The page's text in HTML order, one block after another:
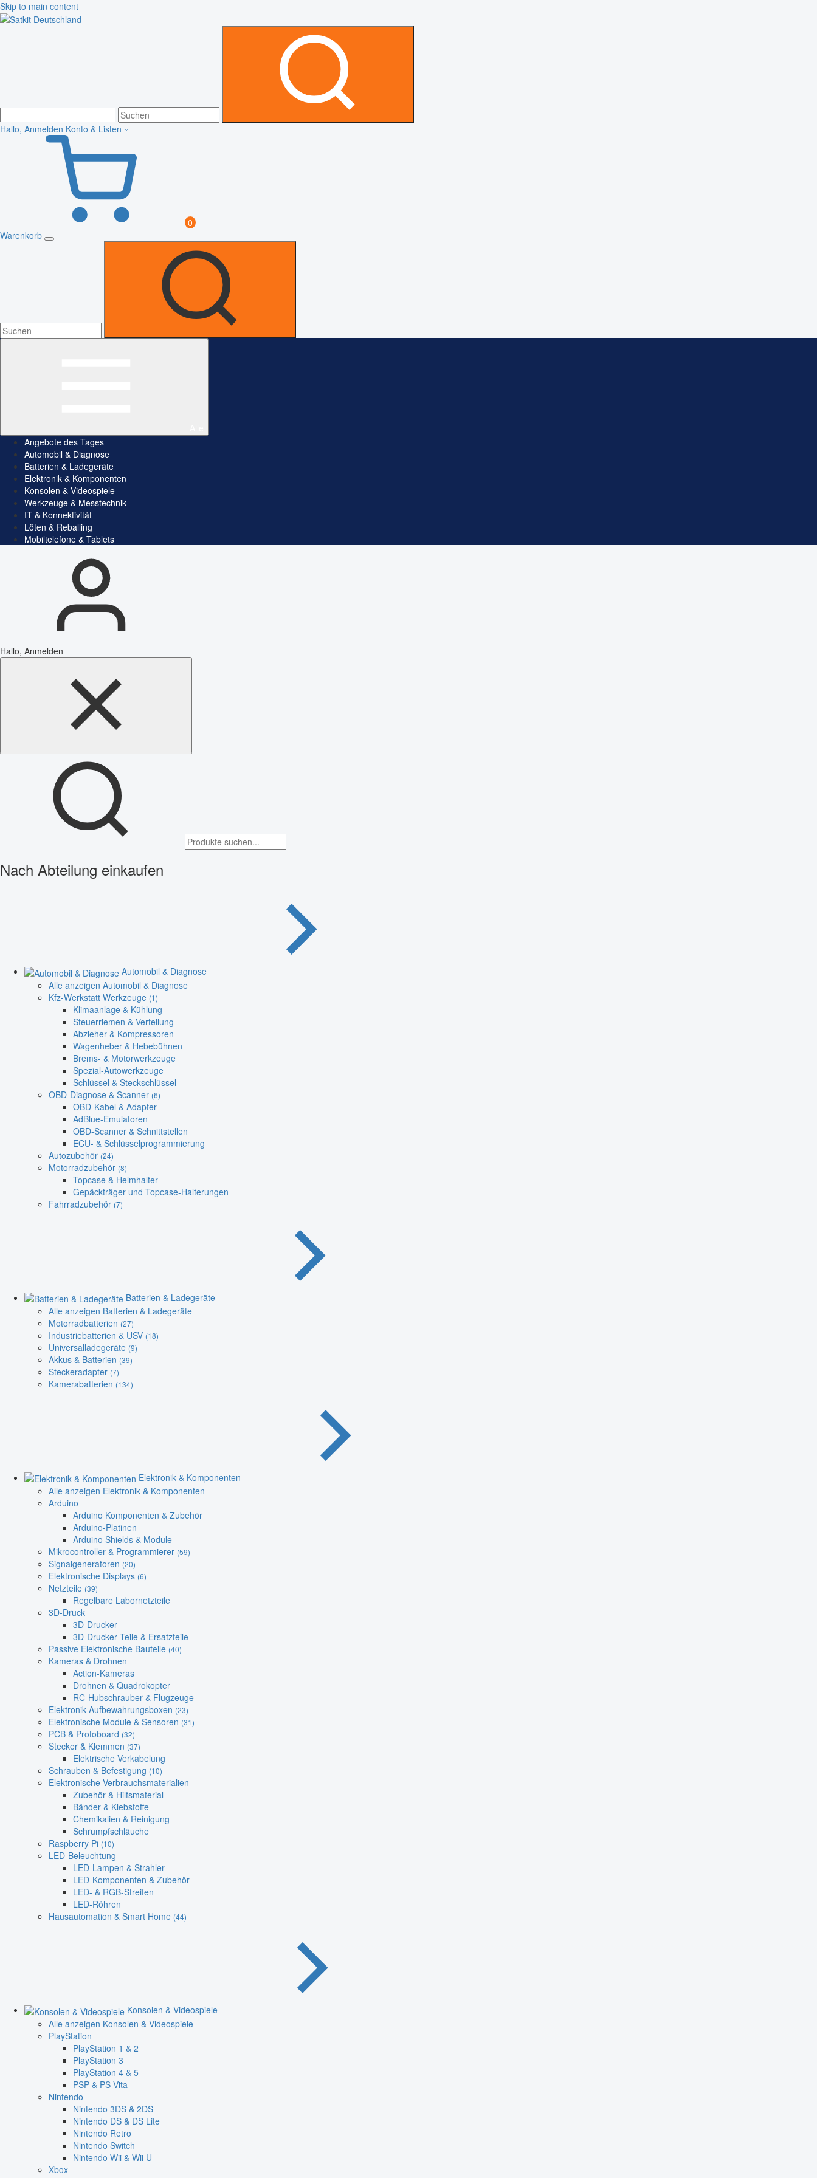
Skip to main content
Hallo, Anmelden Konto & Listen
0
Warenkorb
Angebote des Tages
Automobil & Diagnose
Batterien & Ladegeräte
Elektronik & Komponenten
Konsolen & Videospiele
Werkzeuge & Messtechnik
IT & Konnektivität
Löten & Reballing
Mobiltelefone & Tablets
Hallo, Anmelden
Nach Abteilung einkaufen
Automobil & Diagnose
Alle anzeigen Automobil & Diagnose
Kfz-Werkstatt Werkzeuge (1)
Klimaanlage & Kühlung
Steuerriemen & Verteilung
Abzieher & Kompressoren
Wagenheber & Hebebühnen
Brems- & Motorwerkzeuge
Spezial-Autowerkzeuge
Schlüssel & Steckschlüssel
OBD-Diagnose & Scanner (6)
OBD-Kabel & Adapter
AdBlue-Emulatoren
OBD-Scanner & Schnittstellen
ECU- & Schlüsselprogrammierung
Autozubehör (24)
Motorradzubehör (8)
Topcase & Helmhalter
Gepäckträger und Topcase-Halterungen
Fahrradzubehör (7)
Batterien & Ladegeräte
Alle anzeigen Batterien & Ladegeräte
Motorradbatterien (27)
Industriebatterien & USV (18)
Universalladegeräte (9)
Akkus & Batterien (39)
Steckeradapter (7)
Kamerabatterien (134)
Elektronik & Komponenten
Alle anzeigen Elektronik & Komponenten
Arduino
Arduino Komponenten & Zubehör
Arduino-Platinen
Arduino Shields & Module
Mikrocontroller & Programmierer (59)
Signalgeneratoren (20)
Elektronische Displays (6)
Netzteile (39)
Regelbare Labornetzteile
3D-Druck
3D-Drucker
3D-Drucker Teile & Ersatzteile
Passive Elektronische Bauteile (40)
Kameras & Drohnen
Action-Kameras
Drohnen & Quadrokopter
RC-Hubschrauber & Flugzeuge
Elektronik-Aufbewahrungsboxen (23)
Elektronische Module & Sensoren (31)
PCB & Protoboard (32)
Stecker & Klemmen (37)
Elektrische Verkabelung
Schrauben & Befestigung (10)
Elektronische Verbrauchsmaterialien
Zubehör & Hilfsmaterial
Bänder & Klebstoffe
Chemikalien & Reinigung
Schrumpfschläuche
Raspberry Pi (10)
LED-Beleuchtung
LED-Lampen & Strahler
LED-Komponenten & Zubehör
LED- & RGB-Streifen
LED-Röhren
Hausautomation & Smart Home (44)
Konsolen & Videospiele
Alle anzeigen Konsolen & Videospiele
PlayStation
PlayStation 1 & 2
PlayStation 3
PlayStation 4 & 5
PSP & PS Vita
Nintendo
Nintendo 3DS & 2DS
Nintendo DS & DS Lite
Nintendo Retro
Nintendo Switch
Nintendo Wii & Wii U
Xbox